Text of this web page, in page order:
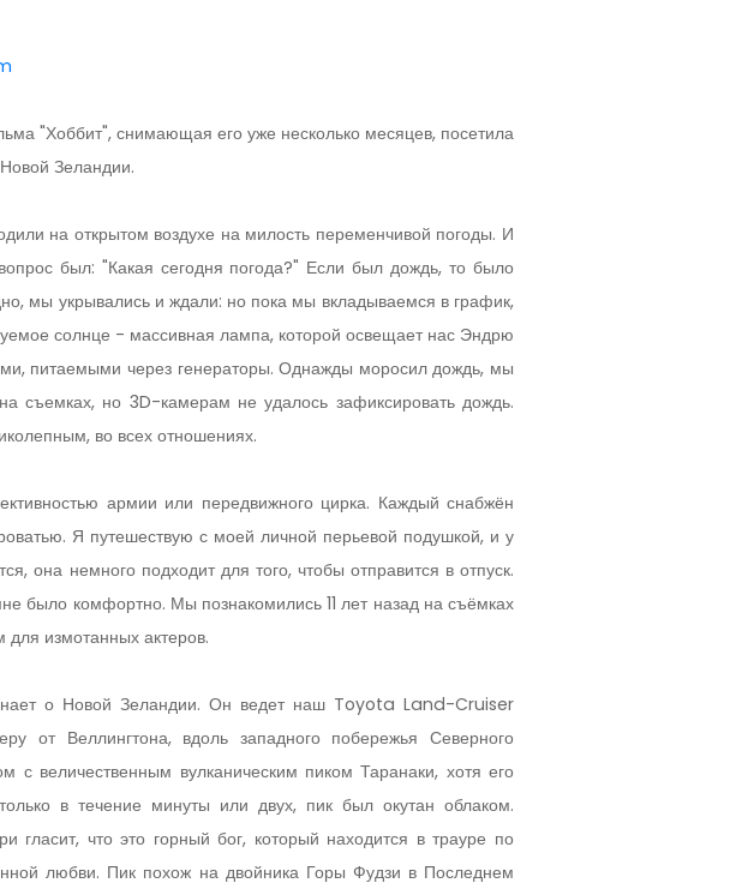
"Хоббит", снимающая его уже несколько месяцев, посетила
Зеландии.
на открытом воздухе на милость переменчивой погоды. И
был: "Какая сегодня погода?" Если был дождь, то было
мы укрывались и ждали: но пока мы вкладываемся в график,
солнце - массивная лампа, которой освещает нас Эндрю
питаемыми через генераторы. Однажды моросил дождь, мы
съемках, но 3D-камерам не удалось зафиксировать дождь.
во всех отношениях.
армии или передвижного цирка. Каждый снабжён
Я путешествую с моей личной перьевой подушкой, и у
она немного подходит для того, чтобы отправится в отпуск.
было комфортно. Мы познакомились 11 лет назад на съёмках
измотанных актеров.
о Новой Зеландии. Он ведет наш Toyota Land-Cruiser
от Веллингтона, вдоль западного побережья Северного
с величественным вулканическим пиком Таранаки, хотя его
в течение минуты или двух, пик был окутан облаком.
гласит, что это горный бог, который находится в трауре по
любви. Пик похож на двойника Горы Фудзи в Последнем